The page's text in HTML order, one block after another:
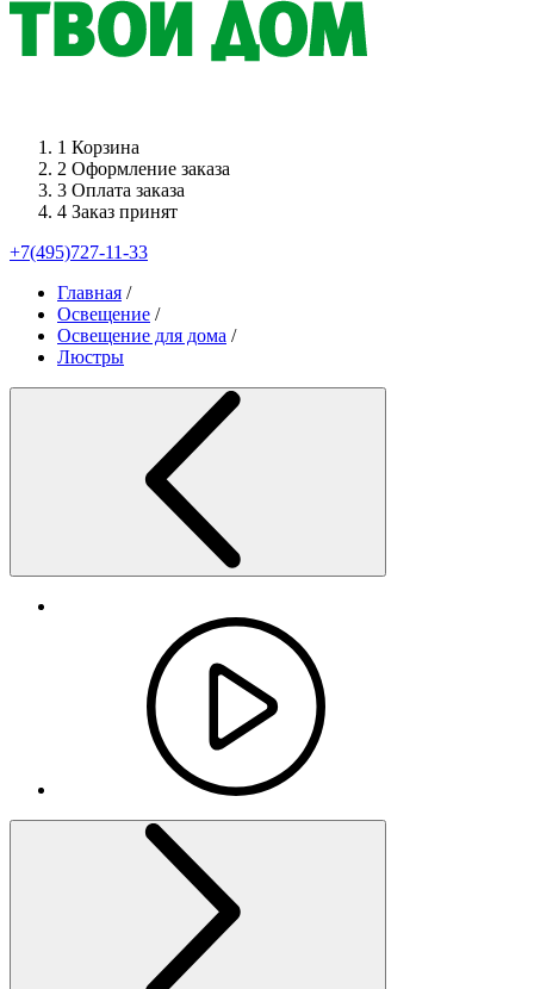
1 Корзина
2 Оформление заказа
3 Оплата заказа
4 Заказ принят
+7(495)727-11-33
Главная /
Освещение /
Освещение для дома /
Люстры